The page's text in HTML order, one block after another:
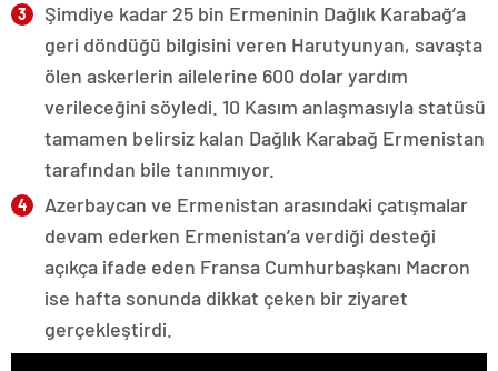
Şimdiye kadar 25 bin Ermeninin Dağlık Karabağ’a
geri döndüğü bilgisini veren Harutyunyan, savaşta
ölen askerlerin ailelerine 600 dolar yardım
verileceğini söyledi. 10 Kasım anlaşmasıyla statüsü
tamamen belirsiz kalan Dağlık Karabağ Ermenistan
tarafından bile tanınmıyor.
Azerbaycan ve Ermenistan arasındaki çatışmalar
devam ederken Ermenistan’a verdiği desteği
açıkça ifade eden Fransa Cumhurbaşkanı Macron
ise hafta sonunda dikkat çeken bir ziyaret
gerçekleştirdi.